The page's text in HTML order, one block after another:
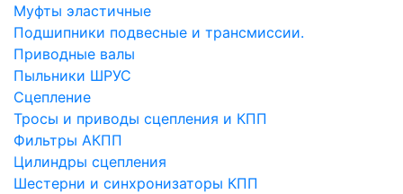
Муфты эластичные
Подшипники подвесные и трансмиссии.
Приводные валы
Пыльники ШРУС
Сцепление
Тросы и приводы сцепления и КПП
Фильтры АКПП
Цилиндры сцепления
Шестерни и синхронизаторы КПП